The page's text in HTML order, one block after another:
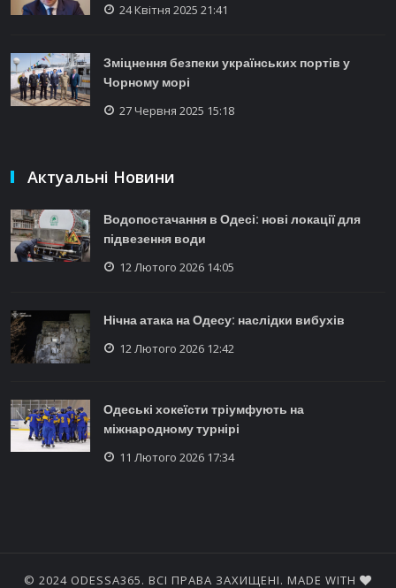
24 Квітня 2025 21:41
Зміцнення безпеки українських портів у
Чорному морі
27 Червня 2025 15:18
Актуальні Новини
Водопостачання в Одесі: нові локації для
підвезення води
12 Лютого 2026 14:05
Нічна атака на Одесу: наслідки вибухів
12 Лютого 2026 12:42
Одеські хокеїсти тріумфують на
міжнародному турнірі
11 Лютого 2026 17:34
© 2024 ODESSA365. ВСІ ПРАВА ЗАХИЩЕНІ. MADE WITH